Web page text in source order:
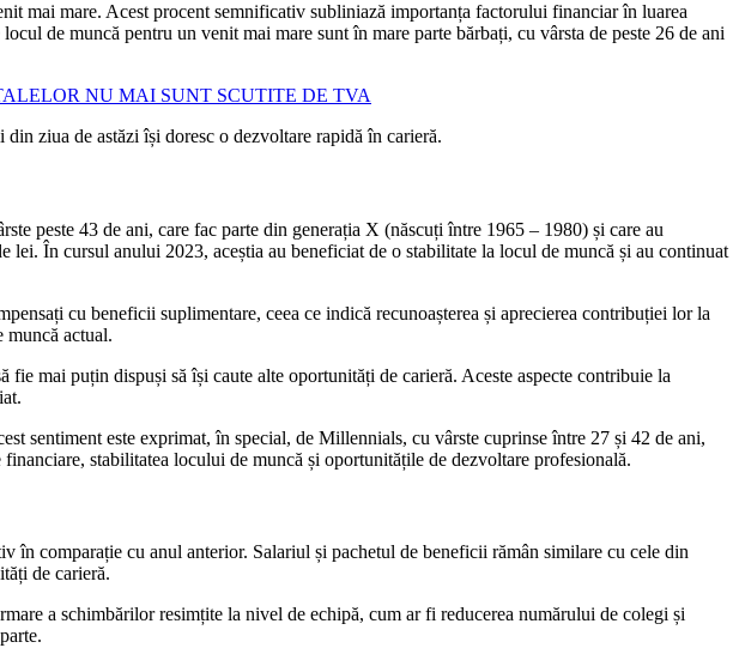
mai mare. Acest procent semnificativ subliniază importanța factorului financiar în luarea
de muncă pentru un venit mai mare sunt în mare parte bărbați, cu vârsta de peste 26 de ani
NU MAI SUNT SCUTITE DE TVA
ziua de astăzi își doresc o dezvoltare rapidă în carieră.
peste 43 de ani, care fac parte din generația X (născuți între 1965 – 1980) și care au
În cursul anului 2023, aceștia au beneficiat de o stabilitate la locul de muncă și au continuat
cu beneficii suplimentare, ceea ce indică recunoașterea și aprecierea contribuției lor la
muncă actual.
mai puțin dispuși să își caute alte oportunități de carieră. Aceste aspecte contribuie la
sentiment este exprimat, în special, de Millennials, cu vârste cuprinse între 27 și 42 de ani,
stabilitatea locului de muncă și oportunitățile de dezvoltare profesională.
în comparație cu anul anterior. Salariul și pachetul de beneficii rămân similare cu cele din
de carieră.
a schimbărilor resimțite la nivel de echipă, cum ar fi reducerea numărului de colegi și